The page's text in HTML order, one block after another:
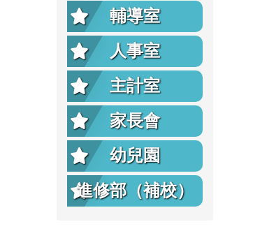
輔導室
人事室
主計室
家長會
幼兒園
進修部（補校）